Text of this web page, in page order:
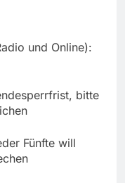
und Online):
bitte
Fünfte will